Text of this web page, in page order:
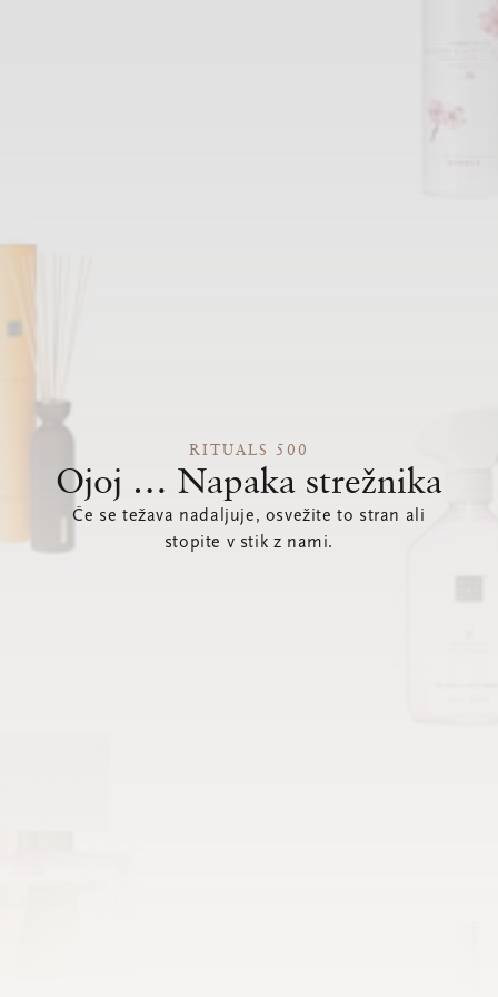
RITUALS 500
Ojoj … Napaka strežnika
Če se težava nadaljuje, osvežite to stran ali
stopite v stik z nami.